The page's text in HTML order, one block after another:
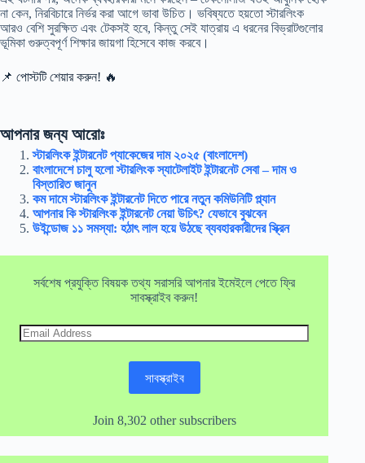
না কেন, নিরবিচারে নির্ভর করা আগে ভাবা উচিত। ভবিষ্যতে হয়তো স্টারলিংক
আরও বেশি সুরক্ষিত এবং টেকসই হবে, কিন্তু সেই যাত্রায় এ ধরনের বিভ্রাটগুলোর
ভূমিকা গুরুত্বপূর্ণ শিক্ষার জায়গা হিসেবে কাজ করবে।
📌 পোস্টটি শেয়ার করুন! 🔥
আপনার জন্য আরোঃ
স্টারলিংক ইন্টারনেট প্যাকেজের দাম ২০২৫ (বাংলাদেশ)
বাংলাদেশে চালু হলো স্টারলিংক স্যাটেলাইট ইন্টারনেট সেবা – দাম ও
বিস্তারিত জানুন
কম দামে স্টারলিংক ইন্টারনেট দিতে পারে নতুন কমিউনিটি প্ল্যান
আপনার কি স্টারলিংক ইন্টারনেট নেয়া উচিৎ? যেভাবে বুঝবেন
উইন্ডোজ ১১ সমস্যা: হঠাৎ লাল হয়ে উঠছে ব্যবহারকারীদের স্ক্রিন
সর্বশেষ প্রযুক্তি বিষয়ক তথ্য সরাসরি আপনার ইমেইলে পেতে ফ্রি
সাবস্ক্রাইব করুন!
Email
Address
সাবস্ক্রাইব
Join 8,302 other subscribers